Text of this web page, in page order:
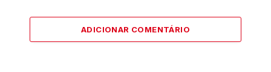
ADICIONAR COMENTÁRIO